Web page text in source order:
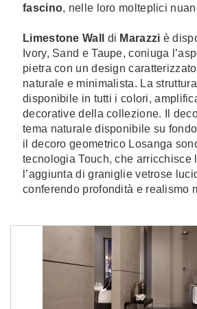
fascino, nelle loro molteplici
Limestone Wall di Marazzi è
Ivory, Sand e Taupe, coniuga
pietra con un design
naturale e minimalista. La
disponibile in tutti i colori,
decorative della collezione. Il
tema naturale disponibile su
il decoro geometrico Losanga
tecnologia Touch, che arricchisce
l’aggiunta di graniglie vetrose
conferendo profondità e realismo